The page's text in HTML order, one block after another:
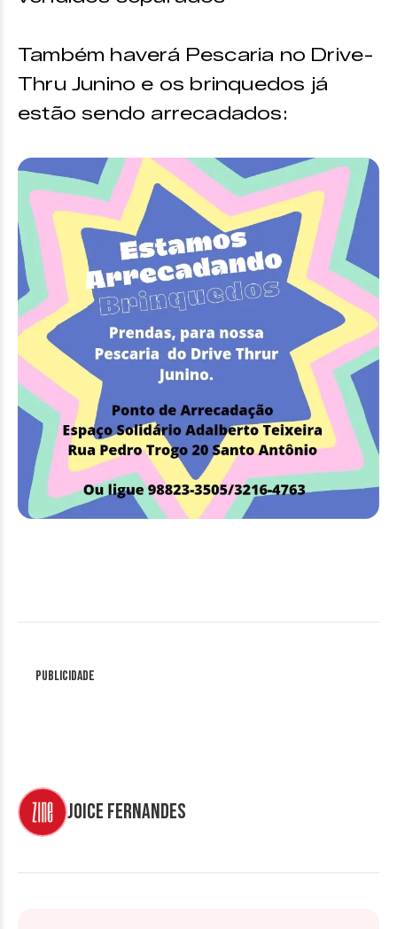
Também haverá Pescaria no Drive-
Thru Junino e os brinquedos já
estão sendo arrecadados:
Publicidade
Joice Fernandes